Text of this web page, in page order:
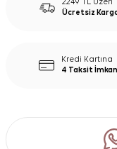
2249 TL Üzeri
Ücretsiz
Kredi Kartına
4 Taksit